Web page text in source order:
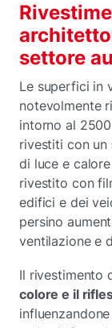
settore
Le superfici in
notevolmente
intorno al
rivestiti con un
di luce e
rivestito con
edifici e dei
persino
ventilazione e
Il rivestimento
colore e il